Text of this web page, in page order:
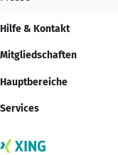
Hilfe & Kontakt
Mitgliedschaften
Hauptbereiche
Services